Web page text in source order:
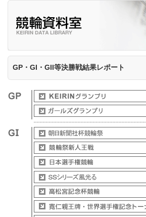
GP・GI・GII等決勝戦結果レポート